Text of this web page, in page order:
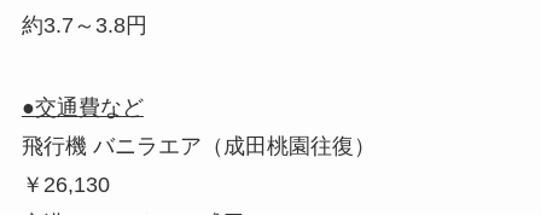
約3.7～3.8円
●交通費など
飛行機 バニラエア（成田桃園往復）
￥26,130